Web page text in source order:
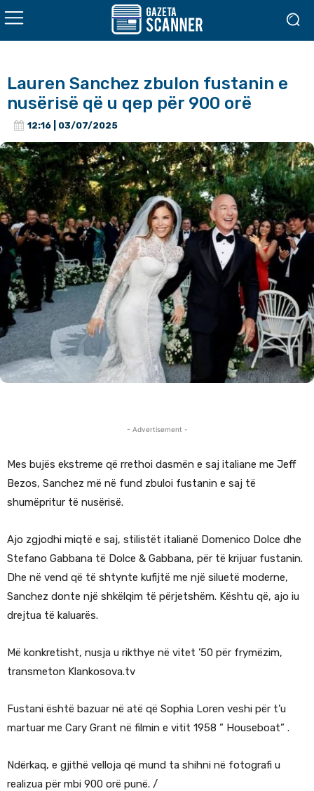
Lauren Sanchez zbulon fustanin e
nusërisë që u qep për 900 orë
12:16 | 03/07/2025
- Advertisement -
Mes bujës ekstreme që rrethoi dasmën e saj italiane me Jeff
Bezos, Sanchez më në fund zbuloi fustanin e saj të
shumëpritur të nusërisë.
Ajo zgjodhi miqtë e saj, stilistët italianë Domenico Dolce dhe
Stefano Gabbana të Dolce & Gabbana, për të krijuar fustanin.
Dhe në vend që të shtynte kufijtë me një siluetë moderne,
Sanchez donte një shkëlqim të përjetshëm. Kështu që, ajo iu
drejtua të kaluarës.
Më konkretisht, nusja u rikthye në vitet ’50 për frymëzim,
transmeton Klankosova.tv
Fustani është bazuar në atë që Sophia Loren veshi për t’u
martuar me Cary Grant në filmin e vitit 1958 ” Houseboat” .
Ndërkaq, e gjithë velloja që mund ta shihni në fotografi u
realizua për mbi 900 orë punë. /